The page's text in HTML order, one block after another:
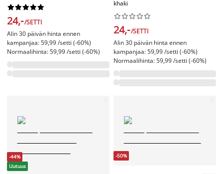






24,-/SETTI
Alin 30 päivän hinta ennen
kampanjaa: 59,99 /setti (-60%)
Normaalihinta: 59,99 /setti (-60%)
khaki






24,-/SETTI
Alin 30 päivän hinta ennen
kampanjaa: 59,99 /setti (-60%)
Normaalihinta: 59,99 /setti (-60%)
-44%
Uutuus
-50%